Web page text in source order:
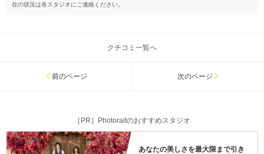
在の状況は各スタジオにご連絡ください。
クチコミ一覧へ
前のページ 次のページ
［PR］Photoraitのおすすめスタジオ
あなたの美しさを最大限まで引き